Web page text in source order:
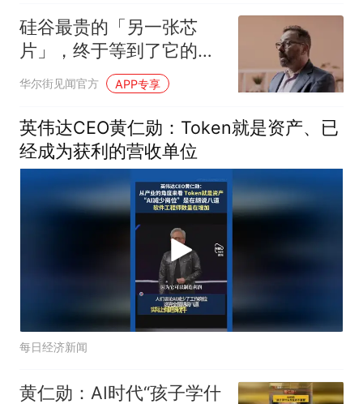
硅谷最贵的「另一张芯
片」，终于等到了它的时
刻
华尔街见闻官方 APP专享
英伟达CEO黄仁勋：Token就是资产、已
经成为获利的营收单位
每日经济新闻
黄仁勋：AI时代“孩子学什